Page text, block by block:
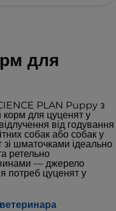
для
PLAN Puppy з
для цуценят у
від годування
собак або собак у
зі шматочками ідеально
ретельно
— джерело
потреб цуценят у